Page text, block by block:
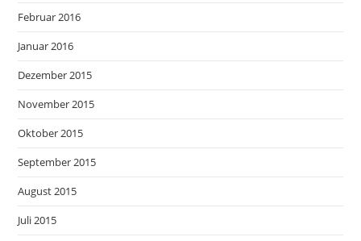
Februar 2016
Januar 2016
Dezember 2015
November 2015
Oktober 2015
September 2015
August 2015
Juli 2015